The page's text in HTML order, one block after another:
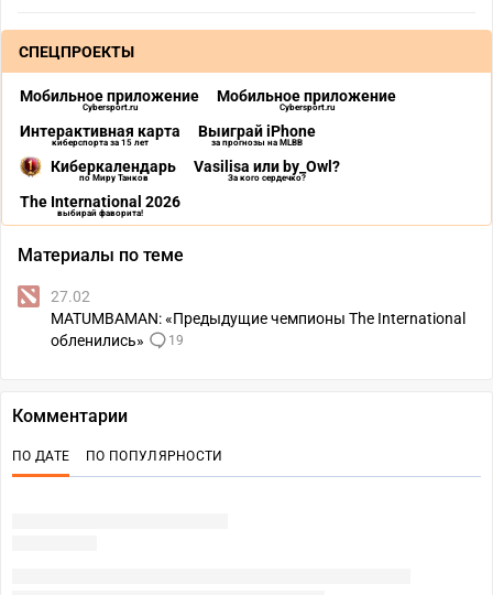
СПЕЦПРОЕКТЫ
Мобильное приложение
Cybersport.ru
Мобильное приложение
Cybersport.ru
Интерактивная карта
киберспорта за 15 лет
Выиграй iPhone
за прогнозы на MLBB
Киберкалендарь
по Миру Танков
Vasilisa или by_Owl?
За кого сердечко?
The International 2026
выбирай фаворита!
Материалы по теме
27.02
MATUMBAMAN: «Предыдущие чемпионы The International
обленились»
19
Комментарии
ПО ДАТЕ ПО ПОПУЛЯРНОСТИ